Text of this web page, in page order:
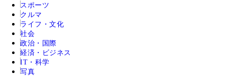
スポーツ
クルマ
ライフ・文化
社会
政治・国際
経済・ビジネス
IT・科学
写真